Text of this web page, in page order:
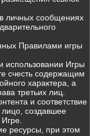
личных сообщениях
Правилами игры
использовании Игры
счесть содержащим
характера, а
третьих лиц.
и соответствие
создавшее
ресурсы, при этом